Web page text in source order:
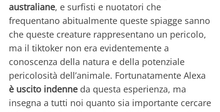
australiane, e surfisti e nuotatori che
frequentano abitualmente queste spiagge sanno
che queste creature rappresentano un pericolo,
ma il tiktoker non era evidentemente a
conoscenza della natura e della potenziale
pericolosità dell’animale. Fortunatamente Alexa
è uscito indenne da questa esperienza, ma
insegna a tutti noi quanto sia importante cercare